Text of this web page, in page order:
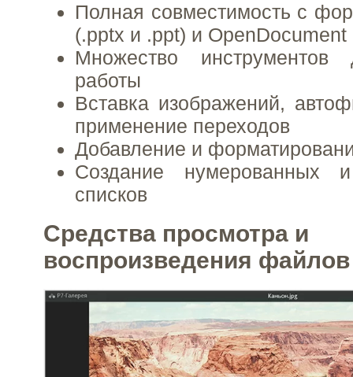
Полная совместимость с
(.pptx и .ppt) и OpenDocument
Множество инструментов
работы
Вставка изображений,
применение переходов
Добавление и
Создание нумерованных
списков
Средства просмотра и
воспроизведения файлов